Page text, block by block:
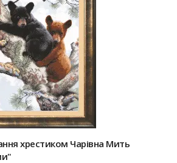
хрестиком Чарівна Мить